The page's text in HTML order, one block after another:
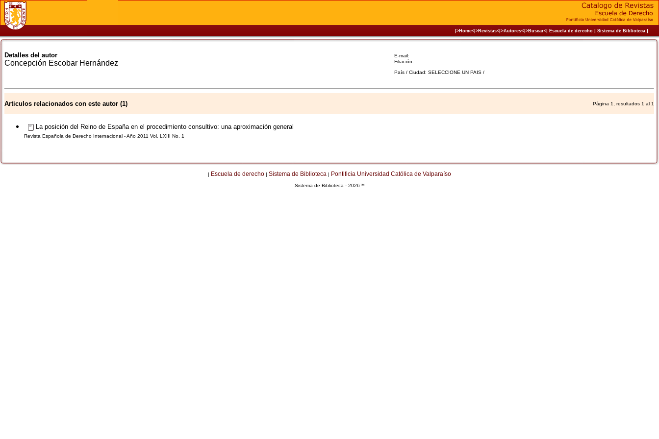
|>Home<|>Revistas<|>Autores<|>Buscar<|Escuela de derecho|Sistema de Biblioteca|
E-mail:
Filiación:
País / Ciudad: SELECCIONE UN PAIS /
Detalles del autor
Concepción Escobar Hernández
Articulos relacionados con este autor (1) Página 1, resultados 1 al 1
La posición del Reino de España en el procedimiento consultivo: una aproximación general
Revista Española de Derecho Internacional - Año 2011 Vol. LXIII No. 1
| Escuela de derecho | Sistema de Biblioteca | Pontificia Universidad Católica de Valparaíso
Sistema de Biblioteca - 2026™